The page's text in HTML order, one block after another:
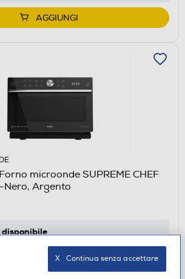
AGGIUNGI
microonde SUPREME CHEF
Nero, Argento
disponibile
in 30' gratuito:verifica
AGGIUNGI
X   Continua senza accettare